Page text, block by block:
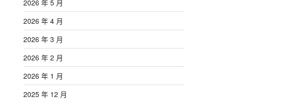
2026 年 5 月
2026 年 4 月
2026 年 3 月
2026 年 2 月
2026 年 1 月
2025 年 12 月